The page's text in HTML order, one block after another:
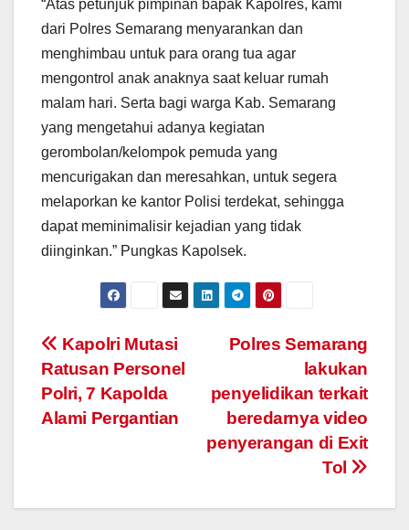
“Atas petunjuk pimpinan bapak Kapolres, kami
dari Polres Semarang menyarankan dan
menghimbau untuk para orang tua agar
mengontrol anak anaknya saat keluar rumah
malam hari. Serta bagi warga Kab. Semarang
yang mengetahui adanya kegiatan
gerombolan/kelompok pemuda yang
mencurigakan dan meresahkan, untuk segera
melaporkan ke kantor Polisi terdekat, sehingga
dapat meminimalisir kejadian yang tidak
diinginkan.” Pungkas Kapolsek.
Post
navigation
Polres Semarang
lakukan
penyelidikan terkait
beredarnya video
penyerangan di Exit
Tol
Kapolri Mutasi
Ratusan Personel
Polri, 7 Kapolda
Alami Pergantian